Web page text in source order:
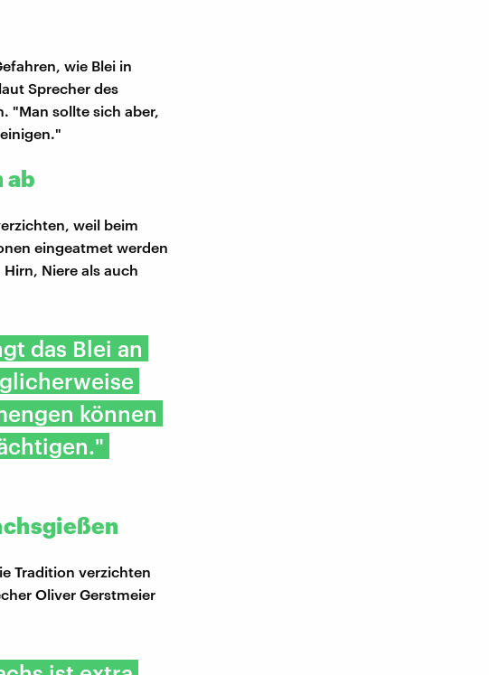
wie Blei in
Sprecher des
"Man sollte sich aber,
ab
weil beim
eingeatmet werden
Niere als auch
das Blei an
können
Tradition verzichten
Oliver Gerstmeier